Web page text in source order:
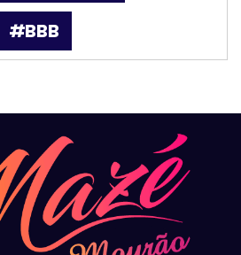
#BBB